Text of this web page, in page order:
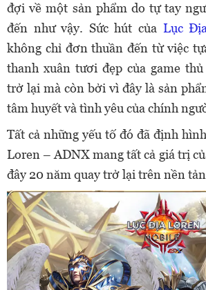
đợi về một sản phẩm do tự tay
đến như vậy. Sức hút của Lục
không chỉ đơn thuần đến từ việc
thanh xuân tươi đẹp của game
trở lại mà còn bởi vì đây là sản
tâm huyết và tình yêu của chính
Tất cả những yếu tố đó đã định
Loren – ADNX mang tất cả giá trị
đây 20 năm quay trở lại trên nền